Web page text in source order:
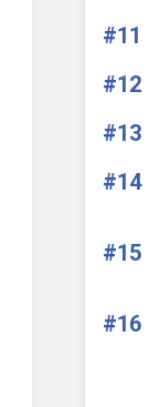
#11
#12
#13
#14
#15
#16